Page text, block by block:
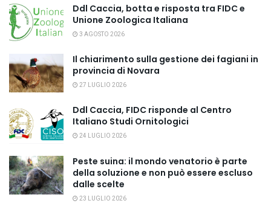
Ddl Caccia, botta e risposta tra FIDC e
Unione Zoologica Italiana
3 AGOSTO 2026
Il chiarimento sulla gestione dei fagiani in
provincia di Novara
27 LUGLIO 2026
Ddl Caccia, FIDC risponde al Centro
Italiano Studi Ornitologici
24 LUGLIO 2026
Peste suina: il mondo venatorio è parte
della soluzione e non può essere escluso
dalle scelte
23 LUGLIO 2026